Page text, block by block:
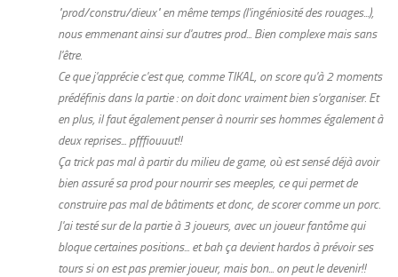
"prod/constru/dieux" en même temps (l'ingéniosité des rouages...),
nous emmenant ainsi sur d'autres prod... Bien complexe mais sans
l'être.
Ce que j'apprécie c'est que, comme TIKAL, on score qu'à 2 moments
prédéfinis dans la partie : on doit donc vraiment bien s'organiser. Et
en plus, il faut également penser à nourrir ses hommes également à
deux reprises... pfffiouuut!!
Ça trick pas mal à partir du milieu de game, où est sensé déjà avoir
bien assuré sa prod pour nourrir ses meeples, ce qui permet de
construire pas mal de bâtiments et donc, de scorer comme un porc.
J'ai testé sur de la partie à 3 joueurs, avec un joueur fantôme qui
bloque certaines positions... et bah ça devient hardos à prévoir ses
tours si on est pas premier joueur, mais bon... on peut le devenir!!